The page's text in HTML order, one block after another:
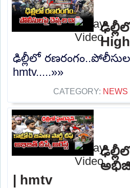
ఢిల్లీలో
hmtv.....»»
CATEGORY: NEWS
| hmtv